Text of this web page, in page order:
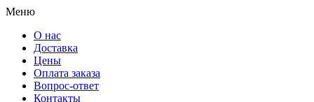
Меню
О нас
Доставка
Цены
Оплата заказа
Вопрос-ответ
Контакты